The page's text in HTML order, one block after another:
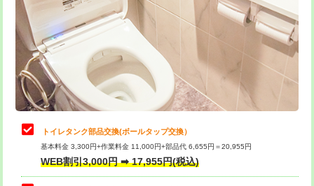
トイレタンク部品交換(ボールタップ交換）
基本料金 3,300円+作業料金 11,000円+部品代 6,655円＝20,955円
WEB割引3,000円 ➡ 17,955円(税込)